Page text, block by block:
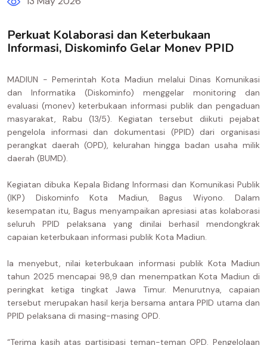
Perkuat Kolaborasi dan Keterbukaan
Informasi, Diskominfo Gelar Monev PPID
MADIUN - Pemerintah Kota Madiun melalui Dinas Komunikasi
dan Informatika (Diskominfo) menggelar monitoring dan
evaluasi (monev) keterbukaan informasi publik dan pengaduan
masyarakat, Rabu (13/5). Kegiatan tersebut diikuti pejabat
pengelola informasi dan dokumentasi (PPID) dari organisasi
perangkat daerah (OPD), kelurahan hingga badan usaha milik
daerah (BUMD).
Kegiatan dibuka Kepala Bidang Informasi dan Komunikasi Publik
(IKP) Diskominfo Kota Madiun, Bagus Wiyono. Dalam
kesempatan itu, Bagus menyampaikan apresiasi atas kolaborasi
seluruh PPID pelaksana yang dinilai berhasil mendongkrak
capaian keterbukaan informasi publik Kota Madiun.
Ia menyebut, nilai keterbukaan informasi publik Kota Madiun
tahun 2025 mencapai 98,9 dan menempatkan Kota Madiun di
peringkat ketiga tingkat Jawa Timur. Menurutnya, capaian
tersebut merupakan hasil kerja bersama antara PPID utama dan
PPID pelaksana di masing-masing OPD.
“Terima kasih atas partisipasi teman-teman OPD. Pengelolaan